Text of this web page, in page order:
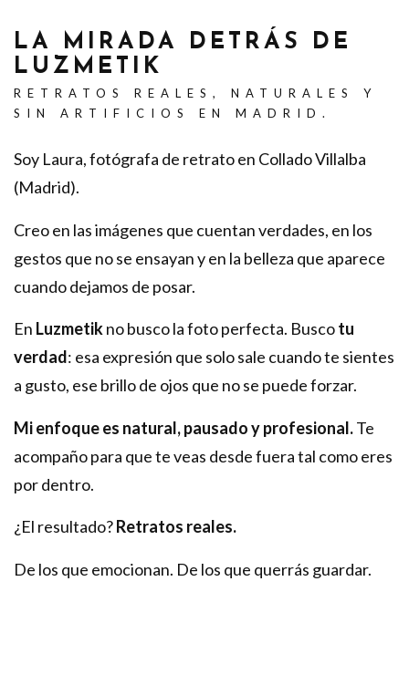
LA MIRADA DETRÁS DE
LUZMETIK
RETRATOS REALES, NATURALES Y
SIN ARTIFICIOS EN MADRID.
Soy Laura, fotógrafa de retrato en Collado Villalba
(Madrid).
Creo en las imágenes que cuentan verdades, en los
gestos que no se ensayan y en la belleza que aparece
cuando dejamos de posar.
En Luzmetikno busco la foto perfecta. Buscotu
verdad: esa expresión que solo sale cuando te sientes
a gusto, ese brillo de ojos que no se puede forzar.
Mi enfoque es natural, pausado y profesional.Te
acompaño para que te veas desde fuera tal como eres
por dentro.
¿El resultado?Retratos reales.
De los que emocionan. De los que querrás guardar.